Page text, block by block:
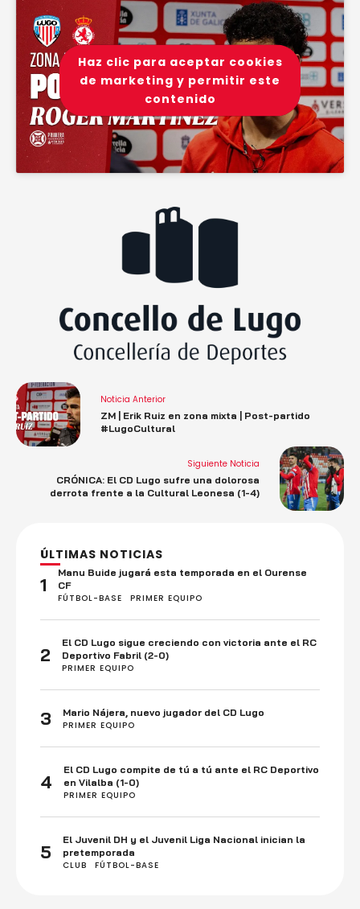
Haz clic para aceptar cookies
de marketing y permitir este
contenido
Noticia Anterior
ZM | Erik Ruiz en zona mixta | Post-partido
#LugoCultural
Siguiente Noticia
CRÓNICA: El CD Lugo sufre una dolorosa
derrota frente a la Cultural Leonesa (1-4)
ÚLTIMAS NOTICIAS
1
Manu Buide jugará esta temporada en el Ourense
CF
FÚTBOL-BASE
PRIMER EQUIPO
2
El CD Lugo sigue creciendo con victoria ante el RC
Deportivo Fabril (2-0)
PRIMER EQUIPO
3
Mario Nájera, nuevo jugador del CD Lugo
PRIMER EQUIPO
4
El CD Lugo compite de tú a tú ante el RC Deportivo
en Vilalba (1-0)
PRIMER EQUIPO
5
El Juvenil DH y el Juvenil Liga Nacional inician la
pretemporada
CLUB
FÚTBOL-BASE